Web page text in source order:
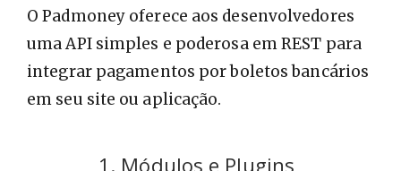
O Padmoney oferece aos desenvolvedores
uma API simples e poderosa em REST para
integrar pagamentos por boletos bancários
em seu site ou aplicação.
1. Módulos e Plugins